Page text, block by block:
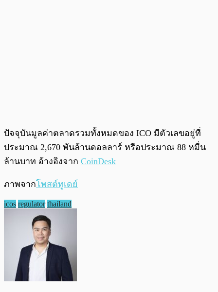
ปัจจุบันมูลค่าตลาดรวมทั้งหมดของ ICO มีตัวเลขอยู่ที่
ประมาณ 2,670 พันล้านดอลลาร์ หรือประมาณ 88 หมื่น
ล้านบาท อ้างอิงจาก CoinDesk
ภาพจากโพสต์ทูเดย์
icos regulator thailand